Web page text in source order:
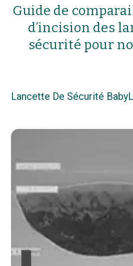
Guide de
d’incision des
sécurité pour
Lancette De Sécurité